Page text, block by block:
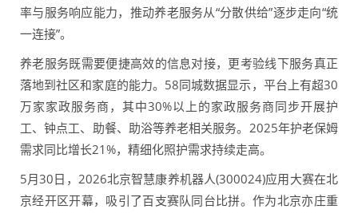
率与服务响应能力，推动养老服务从“分散供给”逐步走向“统
一连接”。
养老服务既需要便捷高效的信息对接，更考验线下服务真正
落地到社区和家庭的能力。58同城数据显示，平台上有超30
万家家政服务商，其中30%以上的家政服务商同步开展护
工、钟点工、助餐、助浴等养老相关服务。2025年护老保姆
需求同比增长21%，精细化照护需求持续走高。
5月30日，2026北京智慧康养机器人(300024)应用大赛在北
京经开区开幕，吸引了百支赛队同台比拼。作为北京亦庄重